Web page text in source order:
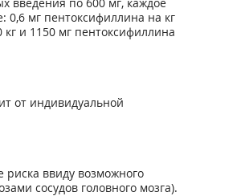
мг пентоксифиллина на кг
и 1150 мг пентоксифиллина
от индивидуальной
ввиду возможного
сосудов головного мозга).